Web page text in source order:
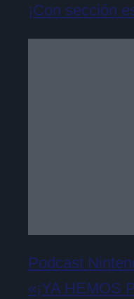
¡Con sección
Podcast
«¡YA HEMOS